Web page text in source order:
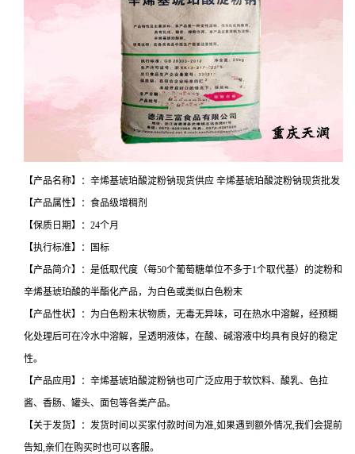
【产品名称】：辛烯基琥珀酸淀粉钠现货供应 辛烯基琥珀酸淀粉钠现货批发
【产品属性】：食品级增稠剂
【保质日期】：24个月
【执行标准】：国标
【产品简介】：是低取代度（每50个葡萄糖单位不多于1个取代基）的淀粉和
辛烯基琥珀酸的半酯化产品，为白色或类似白色粉末
【产品性状】：为白色粉末状物质，无毒无异味，可在热水中溶解，经预糊
化处理后可在冷水中溶解，呈透明液体，在酸、碱溶液中均具有良好的稳定
性。
【产品应用】：辛烯基琥珀酸淀粉钠也可广泛应用于软饮料、酸乳、色拉
酱、香肠、罐头、面包等各类产品。
【关于发货】：发货时间以买家付款时间为准,如果遇到额外情况,我们会提前
告知,亲们在购买时也可以客服。